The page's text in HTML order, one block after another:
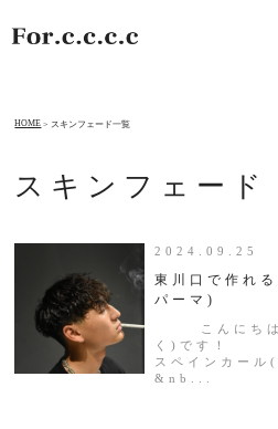
HOME スキンフェード一覧
スキンフェード
2024.09.25
東川口で作れ
パーマ)
こんにちは
く)です！ 今
スペインカール
&nb...